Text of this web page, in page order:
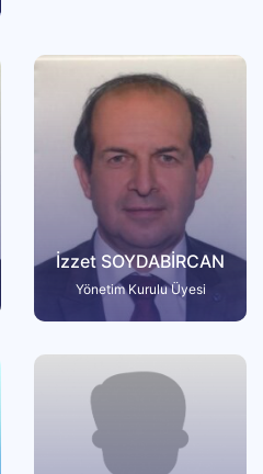
İzzet SOYDABİRCAN
Yönetim Kurulu Üyesi